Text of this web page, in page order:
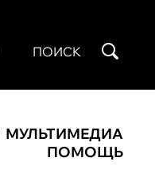
ПОИСК
МУЛЬТИМЕДИА
ПОМОЩЬ